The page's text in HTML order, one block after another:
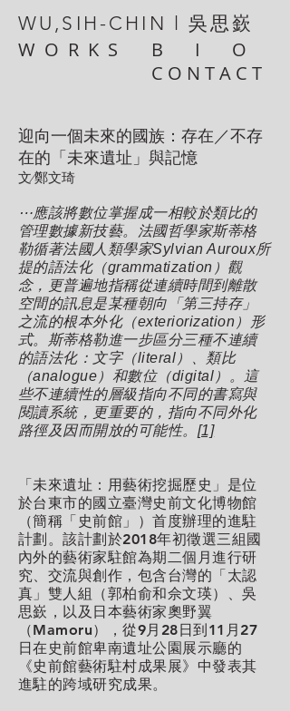
WU,SIH-CHIN l 吳思嶔
W O R K S
C O N T A C T
B I O
迎向一個未來的國族：存在／不存
在的「未來遺址」與記憶
文∕鄭文琦
⋯應該將數位掌握成一相較於類比的
管理數據新技藝。法國哲學家斯蒂格
勒循著法國人類學家Sylvian Auroux所
提的語法化（grammatization）觀
念，更普遍地指稱從連續時間到離散
空間的訊息是某種朝向「第三持存」
之流的根本外化（exteriorization）形
式。斯蒂格勒進一步區分三種不連續
的語法化：文字（literal）、類比
（analogue）和數位（digital）。這
些不連續性的層級指向不同的書寫與
閱讀系統，更重要的，指向不同外化
路徑及因而開放的可能性。 [1]
「未來遺址：用藝術挖掘歷史」是位
於台東市的國立臺灣史前文化博物館
（簡稱「史前館」）首度辦理的進駐
計劃。該計劃於2018年初徵選三組國
內外的藝術家駐館為期二個月進行研
究、交流與創作，包含台灣的「太認
真」雙人組（郭柏俞和佘文瑛）、吳
思嶔，以及日本藝術家奧野翼
（Mamoru），從9月28日到11月27
日在史前館卑南遺址公園展示廳的
《史前館藝術駐村成果展》中發表其
進駐的跨域研究成果。